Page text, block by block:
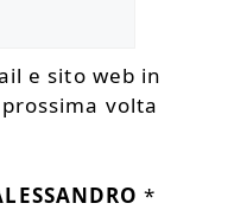
e sito web in
volta
*